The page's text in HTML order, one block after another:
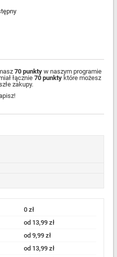
70 punkty w naszym programie
łącznie 70 punkty które możesz
zakupy.
0 zł
od 13,99 zł
od 9,99 zł
od 13,99 zł